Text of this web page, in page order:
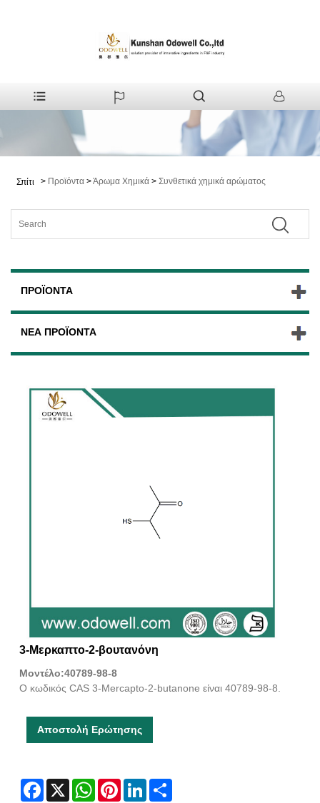
Σπίτι > Προϊόντα >Άρωμα Χημικά > Συνθετικά χημικά αρώματος
ΠΡΟΪΌΝΤΑ
ΝΈΑ ΠΡΟΪΌΝΤΑ
3-Μερκαπτο-2-βουτανόνη
Μοντέλο:40789-98-8
Ο κωδικός CAS 3-Mercapto-2-butanone είναι 40789-98-8.
Αποστολή Ερώτησης
Facebook
X WhatsAppPinterestLinkedIn